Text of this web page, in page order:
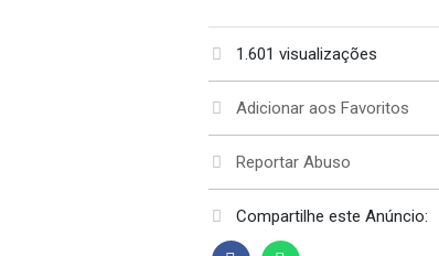
1.601 visualizações
Adicionar aos Favoritos
Reportar Abuso
Compartilhe este Anúncio: